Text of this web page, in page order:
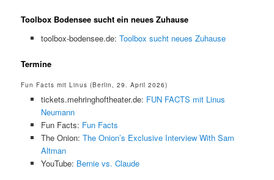
Toolbox Bodensee sucht ein neues Zuhause
toolbox-bodensee.de: Toolbox sucht neues Zuhause
Termine
Fun Facts mit Linus (Berlin, 29. April 2026)
tickets.mehringhoftheater.de: FUN FACTS mit Linus
Neumann
Fun Facts: Fun Facts
The Onion: The Onion’s Exclusive Interview With Sam
Altman
YouTube: Bernie vs. Claude